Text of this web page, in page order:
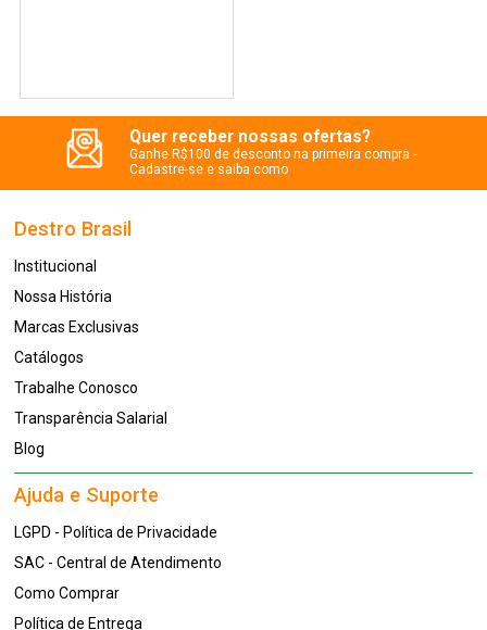
Quer receber nossas ofertas?
Ganhe R$100 de desconto na primeira compra -
Cadastre-se e saiba como
Destro Brasil
Institucional
Nossa História
Marcas Exclusivas
Catálogos
Trabalhe Conosco
Transparência Salarial
Blog
Ajuda e Suporte
LGPD - Política de Privacidade
SAC - Central de Atendimento
Como Comprar
Política de Entrega